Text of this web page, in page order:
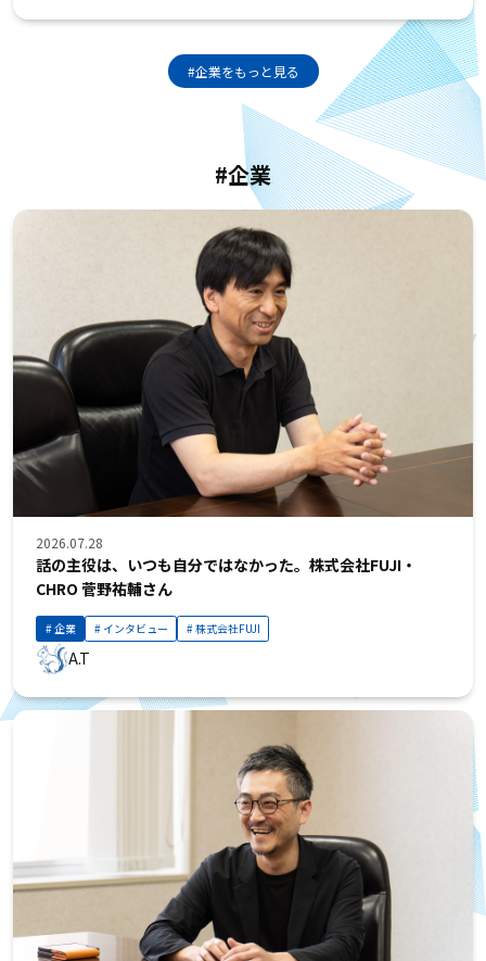
#企業をもっと見る
#企業
2026.07.28
話の主役は、いつも自分ではなかった。株式会社FUJI・
CHRO 菅野祐輔さん
企業 インタビュー 株式会社FUJI
A.T